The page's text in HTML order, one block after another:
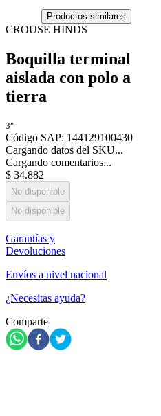
Productos similares
CROUSE HINDS
Boquilla terminal
aislada con polo a
tierra
3"
Código SAP: 144129100430
Cargando datos del SKU...
Cargando comentarios...
$ 34.882
No disponible
No disponible
Garantías y
Devoluciones
Envíos a nivel nacional
¿Necesitas ayuda?
Comparte